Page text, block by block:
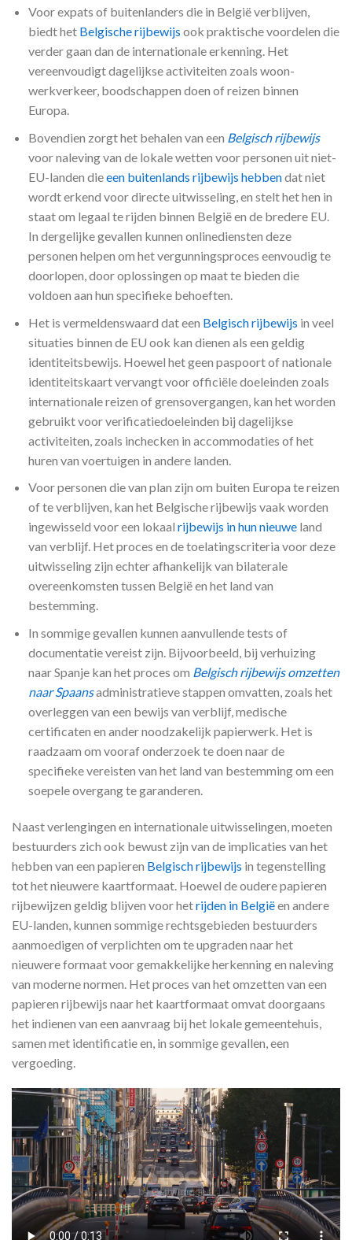
Voor expats of buitenlanders die in België verblijven,
biedt het Belgische rijbewijs ook praktische voordelen die
verder gaan dan de internationale erkenning. Het
vereenvoudigt dagelijkse activiteiten zoals woon-
werkverkeer, boodschappen doen of reizen binnen
Europa.
Bovendien zorgt het behalen van een Belgisch rijbewijs
voor naleving van de lokale wetten voor personen uit niet-
EU-landen dieeen buitenlands rijbewijs hebbendat niet
wordt erkend voor directe uitwisseling, en stelt het hen in
staat om legaal te rijden binnen België en de bredere EU.
In dergelijke gevallen kunnen onlinediensten deze
personen helpen om het vergunningsproces eenvoudig te
doorlopen, door oplossingen op maat te bieden die
voldoen aan hun specifieke behoeften.
Het is vermeldenswaard dat een Belgisch rijbewijs in veel
situaties binnen de EU ook kan dienen als een geldig
identiteitsbewijs. Hoewel het geen paspoort of nationale
identiteitskaart vervangt voor officiële doeleinden zoals
internationale reizen of grensovergangen, kan het worden
gebruikt voor verificatiedoeleinden bij dagelijkse
activiteiten, zoals inchecken in accommodaties of het
huren van voertuigen in andere landen.
Voor personen die van plan zijn om buiten Europa te reizen
of te verblijven, kan het Belgische rijbewijs vaak worden
ingewisseld voor een lokaal rijbewijs in hun nieuweland
van verblijf. Het proces en de toelatingscriteria voor deze
uitwisseling zijn echter afhankelijk van bilaterale
overeenkomsten tussen België en het land van
bestemming.
In sommige gevallen kunnen aanvullende tests of
documentatie vereist zijn. Bijvoorbeeld, bij verhuizing
naar Spanje kan het proces om Belgisch rijbewijs omzetten
naar Spaansadministratieve stappen omvatten, zoals het
overleggen van een bewijs van verblijf, medische
certificaten en ander noodzakelijk papierwerk. Het is
raadzaam om vooraf onderzoek te doen naar de
specifieke vereisten van het land van bestemming om een ​​
soepele overgang te garanderen.
Naast verlengingen en internationale uitwisselingen, moeten
bestuurders zich ook bewust zijn van de implicaties van het
hebben van een papieren Belgisch rijbewijs in tegenstelling
tot het nieuwere kaartformaat. Hoewel de oudere papieren
rijbewijzen geldig blijven voor hetrijden in Belgiëen andere
EU-landen, kunnen sommige rechtsgebieden bestuurders
aanmoedigen of verplichten om te upgraden naar het
nieuwere formaat voor gemakkelijke herkenning en naleving
van moderne normen. Het proces van het omzetten van een
papieren rijbewijs naar het kaartformaat omvat doorgaans
het indienen van een aanvraag bij het lokale gemeentehuis,
samen met identificatie en, in sommige gevallen, een
vergoeding.